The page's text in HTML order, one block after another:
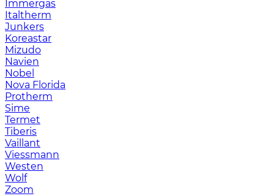
Immergas
Italtherm
Junkers
Koreastar
Mizudо
Navien
Nobel
Nova Florida
Protherm
Sime
Termet
Tiberis
Vaillant
Viessmann
Westen
Wolf
Zoom